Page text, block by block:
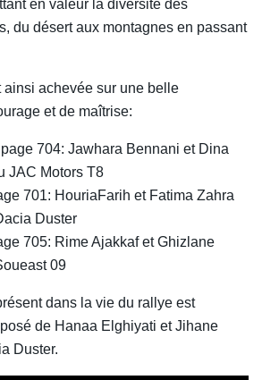
en valeur la diversité des
du désert aux montagnes en passant
ainsi achevée sur une belle
et de maîtrise:
704: Jawhara Bennani et Dina
JAC Motors T8
701: HouriaFarih et Fatima Zahra
Duster
705: Rime Ajakkaf et Ghizlane
09
dans la vie du rallye est
de Hanaa Elghiyati et Jihane
Duster.